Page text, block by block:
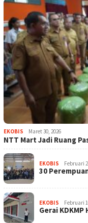
EKOBIS Maret 30, 2026
NTT Mart Jadi Ruang
EKOBIS Februari
30
EKOBIS Februari
Gerai